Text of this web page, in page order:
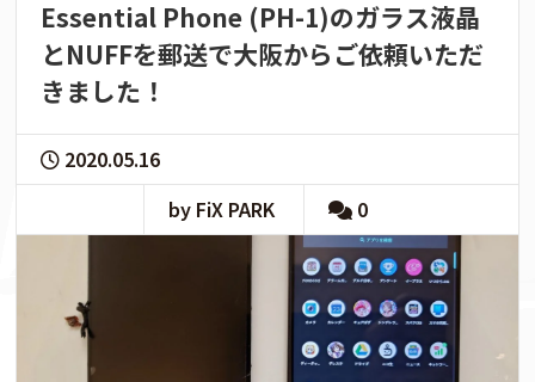
Essential Phone (PH-1)のガラス液晶
とNUFFを郵送で大阪からご依頼いただ
きました！
2020.05.16
by FiX PARK
0